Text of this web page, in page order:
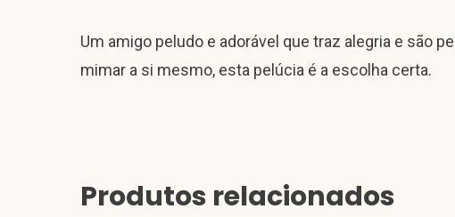
Um amigo peludo e adorável que traz alegria e são
mimar a si mesmo, esta pelúcia é a escolha certa.
Produtos relacionados